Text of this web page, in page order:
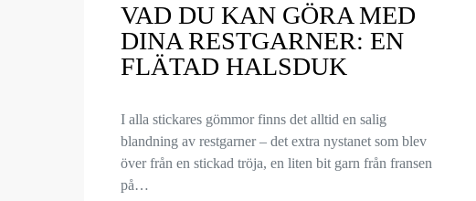
VAD DU KAN GÖRA MED
DINA RESTGARNER: EN
FLÄTAD HALSDUK
I alla stickares gömmor finns det alltid en salig
blandning av restgarner – det extra nystanet som blev
över från en stickad tröja, en liten bit garn från fransen
på…